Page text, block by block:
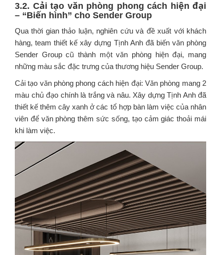
3.2. Cải tạo văn phòng phong cách hiện đại
– “Biến hình” cho Sender Group
Qua thời gian thảo luận, nghiên cứu và đề xuất với khách
hàng, team thiết kế xây dựng Tịnh Anh đã biến văn phòng
Sender Group cũ thành một văn phòng hiện đại, mang
những màu sắc đặc trưng của thương hiệu Sender Group.
Cải tạo văn phòng phong cách hiện đại: Văn phòng mang 2
màu chủ đạo chính là trắng và nâu. Xây dựng Tịnh Anh đã
thiết kế thêm cây xanh ở các tổ hợp bàn làm việc của nhân
viên để văn phòng thêm sức sống, tạo cảm giác thoải mái
khi làm việc.